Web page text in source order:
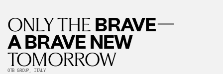
ONLY THE BRAVE—
A BRAVE NEW
TOMORROW
OTB GROUP, ITALY